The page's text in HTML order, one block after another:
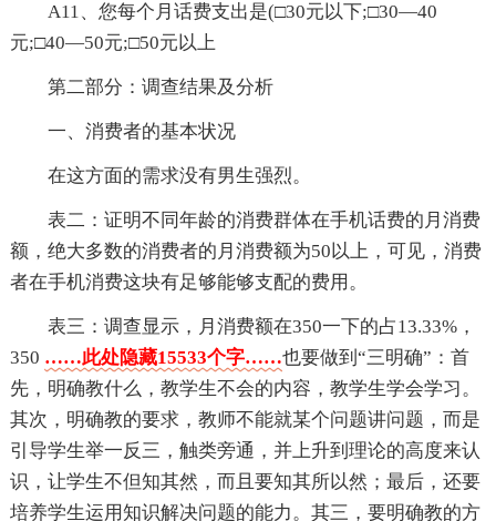
A11、您每个月话费支出是(□30元以下;□30—40
元;□40—50元;□50元以上
第二部分：调查结果及分析
一、消费者的基本状况
在这方面的需求没有男生强烈。
表二：证明不同年龄的消费群体在手机话费的月消费
额，绝大多数的消费者的月消费额为50以上，可见，消费
者在手机消费这块有足够能够支配的费用。
表三：调查显示，月消费额在350一下的占13.33%，
350 ……此处隐藏15533个字……也要做到“三明确”：首
先，明确教什么，教学生不会的内容，教学生学会学习。
其次，明确教的要求，教师不能就某个问题讲问题，而是
引导学生举一反三，触类旁通，并上升到理论的高度来认
识，让学生不但知其然，而且要知其所以然；最后，还要
培养学生运用知识解决问题的能力。其三，要明确教的方